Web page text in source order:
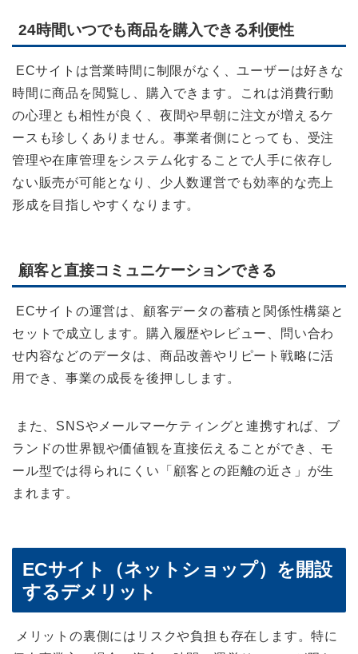
24時間いつでも商品を購入できる利便性
ECサイトは営業時間に制限がなく、ユーザーは好きな
時間に商品を閲覧し、購入できます。これは消費行動
の心理とも相性が良く、夜間や早朝に注文が増えるケ
ースも珍しくありません。事業者側にとっても、受注
管理や在庫管理をシステム化することで人手に依存し
ない販売が可能となり、少人数運営でも効率的な売上
形成を目指しやすくなります。
顧客と直接コミュニケーションできる
ECサイトの運営は、顧客データの蓄積と関係性構築と
セットで成立します。購入履歴やレビュー、問い合わ
せ内容などのデータは、商品改善やリピート戦略に活
用でき、事業の成長を後押しします。
また、SNSやメールマーケティングと連携すれば、ブ
ランドの世界観や価値観を直接伝えることができ、モ
ール型では得られにくい「顧客との距離の近さ」が生
まれます。
ECサイト（ネットショップ）を開設
するデメリット
メリットの裏側にはリスクや負担も存在します。特に